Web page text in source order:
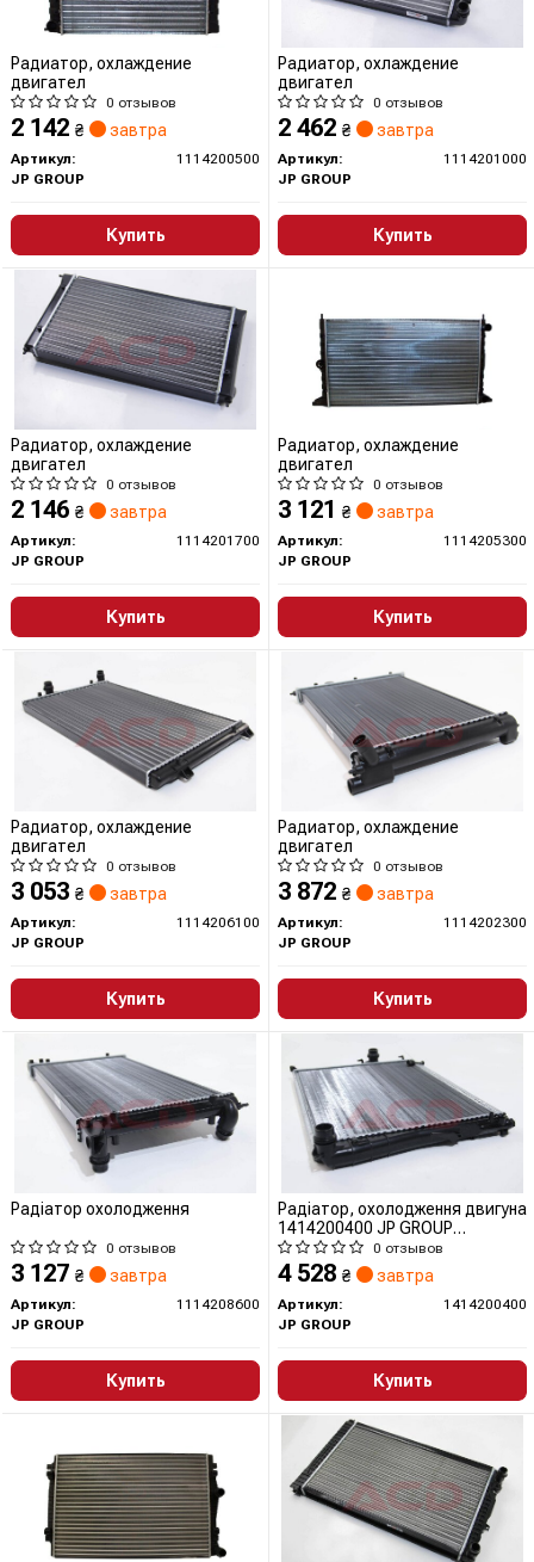
Радиатор, охлаждение
двигател
0 отзывов
2 142 ₴ завтра
Артикул:
1114200500
JP GROUP
Купить
Радиатор, охлаждение
двигател
0 отзывов
2 462 ₴ завтра
Артикул:
1114201000
JP GROUP
Купить
Радиатор, охлаждение
двигател
0 отзывов
2 146 ₴ завтра
Артикул:
1114201700
JP GROUP
Купить
Радиатор, охлаждение
двигател
0 отзывов
3 121 ₴ завтра
Артикул:
1114205300
JP GROUP
Купить
Радиатор, охлаждение
двигател
0 отзывов
3 053 ₴ завтра
Артикул:
1114206100
JP GROUP
Купить
Радиатор, охлаждение
двигател
0 отзывов
3 872 ₴ завтра
Артикул:
1114202300
JP GROUP
Купить
Радiатор охолодження
0 отзывов
3 127 ₴ завтра
Артикул:
1114208600
JP GROUP
Купить
Радіатор, охолодження двигуна
1414200400 JP GROUP
(QUINTON HAZELL)
0 отзывов
4 528 ₴ завтра
Артикул:
1414200400
JP GROUP
Купить